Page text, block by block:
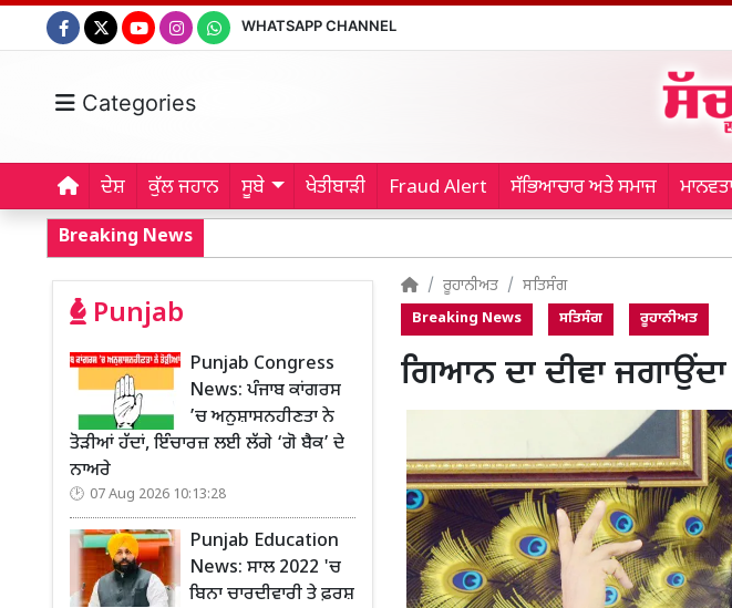
WHATSAPP CHANNEL
Categories
ਦੇਸ਼ ਕੁੱਲ ਜਹਾਨ ਸੂਬੇ ਖੇਤੀਬਾੜੀ Fraud Alert ਸੱਭਿਆਚਾਰ ਅਤੇ ਸਮਾਜ
Breaking News
Punjab
Punjab Congress
News: ਪੰਜਾਬ ਕਾਂਗਰਸ
’ਚ ਅਨੁਸ਼ਾਸਨਹੀਣਤਾ ਨੇ
ਤੋੜੀਆਂ ਹੱਦਾਂ, ਇੰਚਾਰਜ਼ ਲਈ ਲੱਗੇ ‘ਗੋ ਬੈਕ’ ਦੇ
ਨਾਅਰੇ
07 Aug 2026 10:13:28
Punjab Education
News: ਸਾਲ 2022 'ਚ
ਬਿਨਾ ਚਾਰਦੀਵਾਰੀ ਤੇ ਫ਼ਰਸ਼
ਰੂਹਾਨੀਅਤ ਸਤਿਸੰਗ
Breaking News ਸਤਿਸੰਗ ਰੂਹਾਨੀਅਤ
ਗਿਆਨ ਦਾ ਦੀਵਾ